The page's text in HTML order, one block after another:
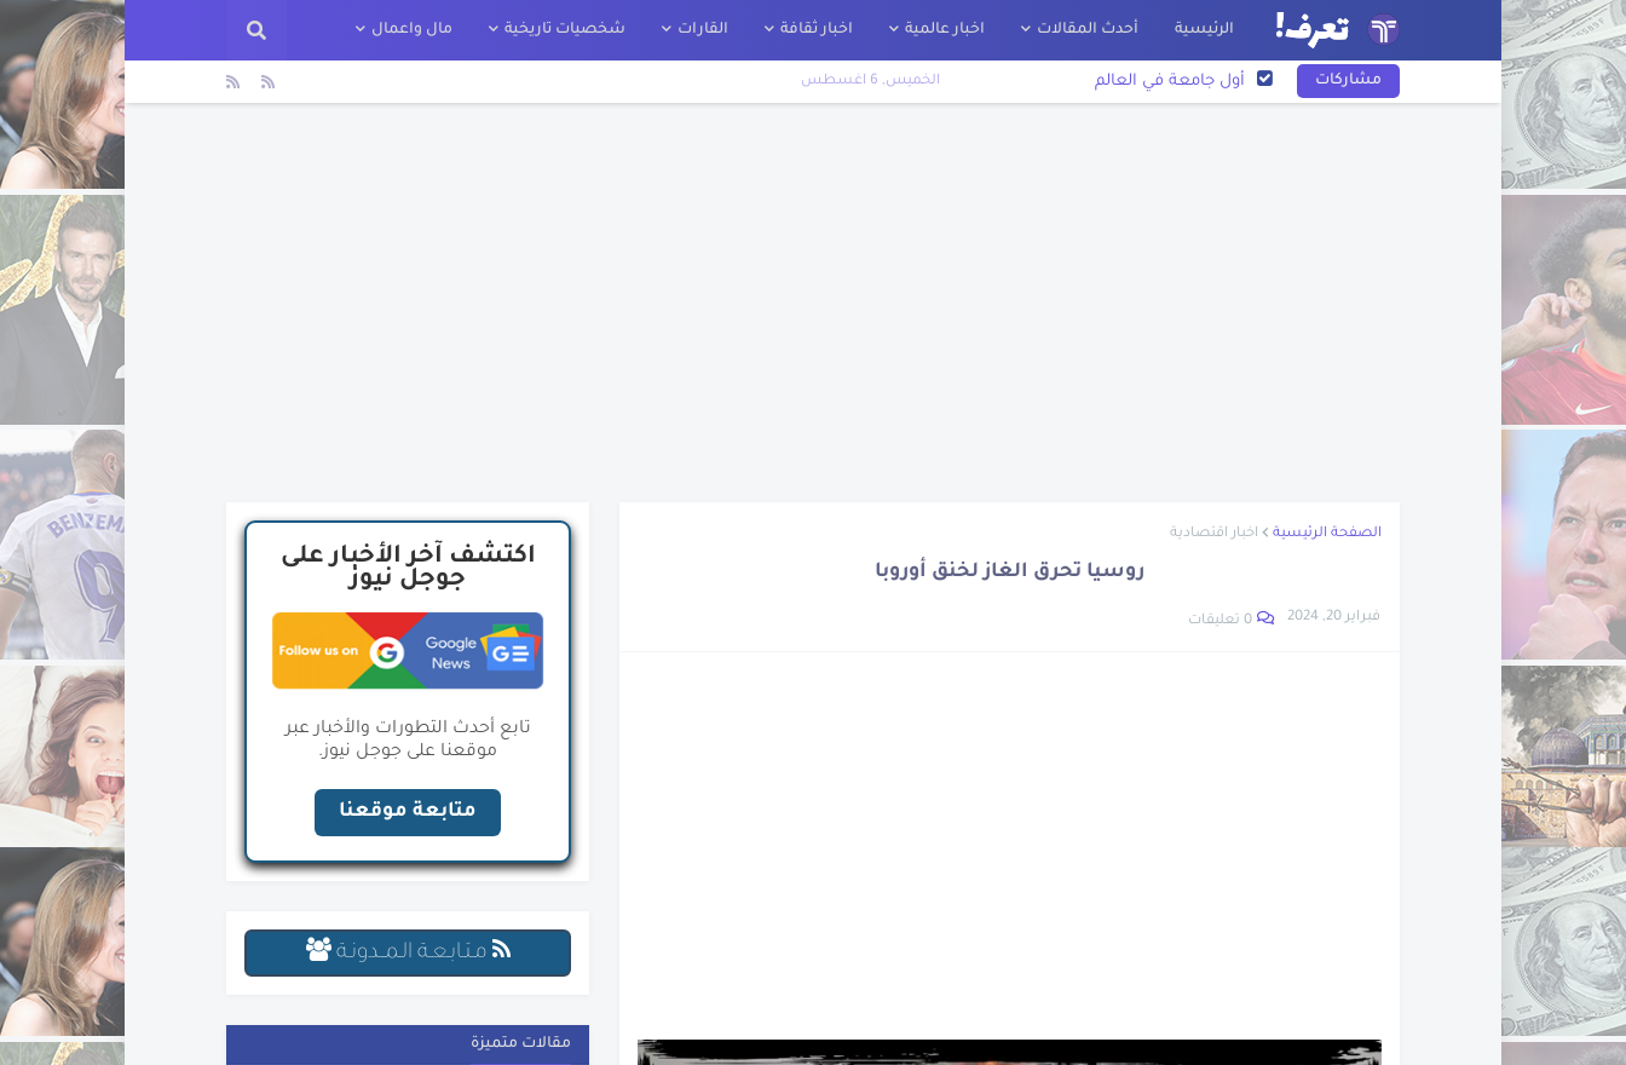
الرئيسية أحدث المقالات اخبار عالمية اخبار ثقافة القارات شخصيات تاريخية مال واعمال
مشاركات أول جامعة في العالم
اتهام نجل وزيرة الهجرة المصرية
الخميس, 6 اغسطس
الصفحة الرئيسية اخبار اقتصادية
روسيا تحرق الغاز لخنق أوروبا
فبراير 20, 2024 0 تعليقات
اكتشف آخر الأخبار على
جوجل نيوز
تابع أحدث التطورات والأخبار عبر
موقعنا على جوجل نيوز.
متابعة موقعنا
مـتـابـعـة الـمــدونـة
مقالات متميزة